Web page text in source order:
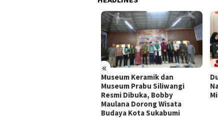
«
Museum Keramik dan
Museum Prabu Siliwangi
Resmi Dibuka, Bobby
Maulana Dorong Wisata
Budaya Kota Sukabumi